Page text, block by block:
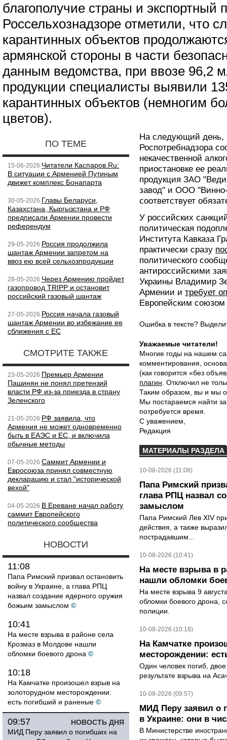
благополучие страны и экспортный
Россельхознадзоре отметили, что
карантинных объектов
армянской стороны в части
данным ведомства, при ввозе 96,2
продукции специалисты выявили
карантинных объектов (немногим
цветов).
ПО ТЕМЕ
15-06-2026 Читатели Каспаров.Ru:
В ситуации с Арменией Путиным
движет комплекс Бонапарта
30-05-2026 Главы Беларуси,
Казахстана, Кыргызстана и РФ
предписали Армении провести
референдум
29-05-2026 Россия продолжила
шантаж Армении запретом на
ввоз ею всей сельхозпродукции
28-05-2026 Через Армению пройдет
газопровод TRIPP и остановит
российский газовый шантаж
27-05-2026 Россия начала газовый
шантаж Армении во избежание ее
сближения с ЕС
СМОТРИТЕ ТАКЖЕ
23-05-2026 Премьер Армении
Пашинян не понял претензий
власти РФ из-за приезда в страну
Зеленского
21-05-2026 РФ заявила, что
Армения не может одновременно
быть в ЕАЭС и ЕС, и включила
обычные методы
07-05-2026 Саммит Армении и
Евросоюза принял совместную
декларацию и стал "исторической
вехой"
04-05-2026 В Ереване начал работу
саммит Европейского
политического сообщества
НОВОСТИ
11:08
Папа Римский призвал остановить
войну в Украине, а глава РПЦ
назвал создание ядерного оружия
божьим замыслом ©
10:41
На месте взрыва в районе села
Крозмаз в Молдове нашли
обломки боевого дрона ©
10:18
На Камчатке произошел взрыв на
золоторудном месторождении:
есть погибший и раненые ©
НОВОСТЬ ДНЯ
09:57
МИД Перу заявил о погибших на
На следующий день,
Роспотребнадзора
некачественной
приостановке ее
продукция ЗАО
завод" и ООО
соответствует
У российских
политическая
Института Кавказа
практически сразу
политического
антироссийскими
Украины Владимир
Армении и требует
Европейским
Ошибка в тексте?
Уважаемые читатели!
Многие годы на нашем
комментирования,
(как говорится «без
плагин . Отключил не
Таким образом, вы и мы
Мы постараемся найти
потребуется время.
С уважением,
Редакция
МАТЕРИАЛЫ РАЗДЕЛА
10-08-2026 (11:08)
Папа Римский
глава РПЦ назвал
замыслом
Папа Римский Лев XIV
действия, а также
пострадавшим...
10-08-2026 (10:41)
На месте взрыва в
нашли обломки
На месте взрыва 9
обломки боевого дрона,
полиции.
10-08-2026 (10:18)
На Камчатке
месторождении:
Один человек погиб,
результате взрыва на
10-08-2026 (09:57)
МИД Перу заявил о
в Украине: они в
В Министерстве